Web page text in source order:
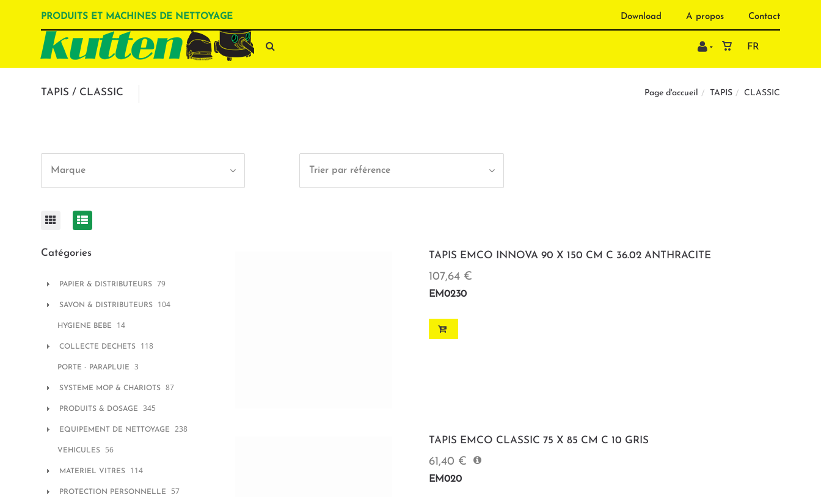
Download A propos Contact
PRODUITS ET MACHINES DE NETTOYAGE
FR
TAPIS / CLASSIC Page d'accueil TAPIS CLASSIC
Marque Trier par référence
TAPIS EMCO INNOVA 90 X 150 CM C 36.02 ANTHRACITE
107,64 €
EM0230
TAPIS EMCO CLASSIC 75 X 85 CM C 10 GRIS
61,40 €
EM020
Catégories
PAPIER & DISTRIBUTEURS 79
SAVON & DISTRIBUTEURS 104
HYGIENE BEBE 14
COLLECTE DECHETS 118
PORTE - PARAPLUIE 3
SYSTEME MOP & CHARIOTS 87
PRODUITS & DOSAGE 345
EQUIPEMENT DE NETTOYAGE 238
VEHICULES 56
MATERIEL VITRES 114
PROTECTION PERSONNELLE 57